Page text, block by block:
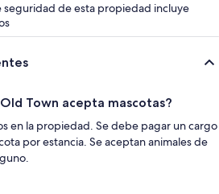
seguridad de esta propiedad incluye
Town acepta mascotas?
en la propiedad. Se debe pagar un cargo
por estancia. Se aceptan animales de